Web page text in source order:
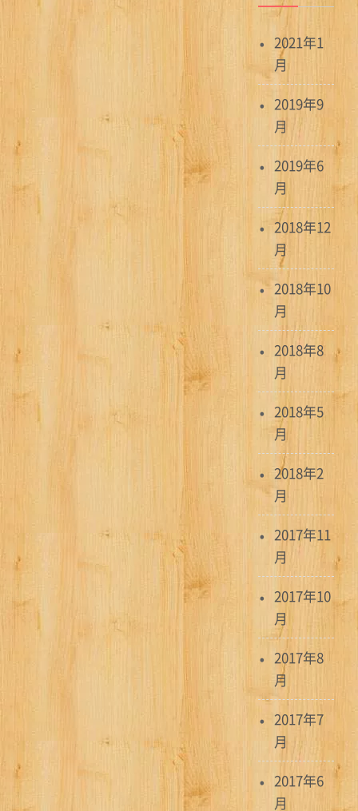
2021年1
月
2019年9
月
2019年6
月
2018年12
月
2018年10
月
2018年8
月
2018年5
月
2018年2
月
2017年11
月
2017年10
月
2017年8
月
2017年7
月
2017年6
月